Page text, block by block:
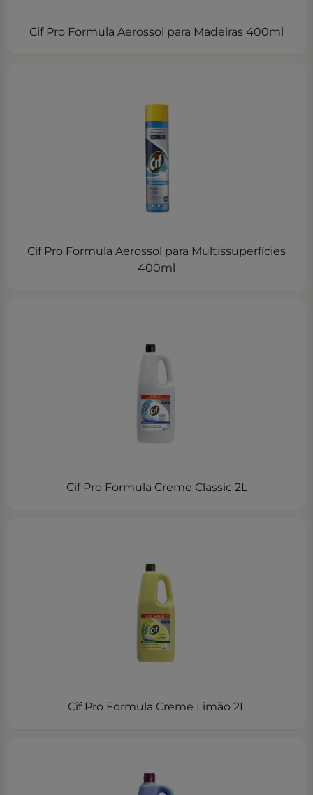
Cif Pro Formula Aerossol para Madeiras 400ml
Cif Pro Formula Aerossol para Multissuperfícies
400ml
Cif Pro Formula Creme Classic 2L
Cif Pro Formula Creme Limão 2L